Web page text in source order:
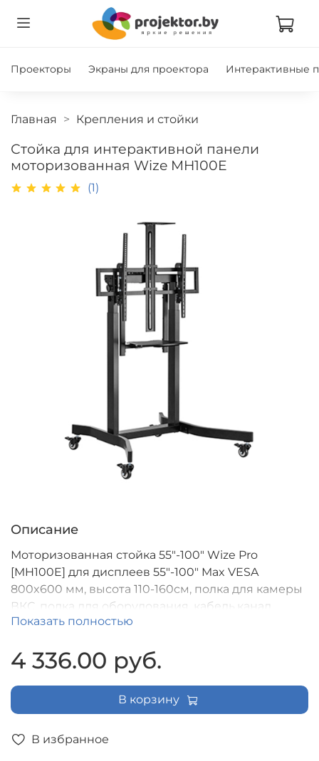
Проекторы Экраны для проектора Интерактивные
Главная Крепления и стойки
Стойка для интерактивной панели
моторизованная Wize MH100E
(1)
В избранное
Описание
Моторизованная стойка 55"-100" Wize Pro
[MH100E] для дисплеев 55"-100" Max VESA
800x600 мм, высота 110-160см, полка для камеры
ВКС, полка для оборудования, кабель.канал,
наклон +5°/-10°, нагрузка 120кг, с электрической
Показать полностью
4 336.00 руб.
В корзину